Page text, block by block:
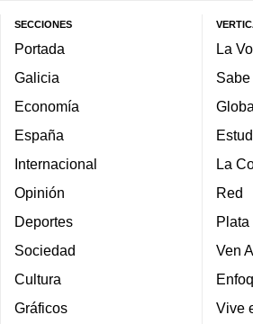
SECCIONES
Portada
Galicia
Economía
España
Internacional
Opinión
Deportes
Sociedad
Cultura
Gráficos
La
La
Red
Plata
Ven
Vive